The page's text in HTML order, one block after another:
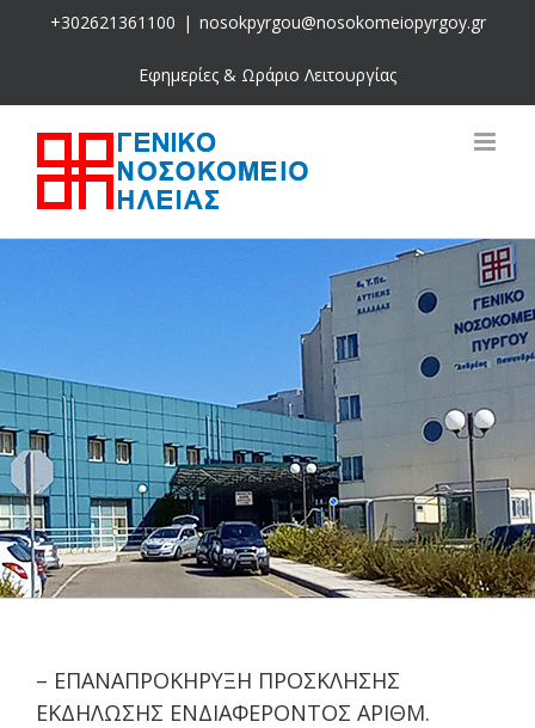
+302621361100 | nosokpyrgou@nosokomeiopyrgoy.gr
Εφημερίες & Ωράριο Λειτουργίας
– ΕΠΑΝΑΠΡΟΚΗΡΥΞΗ ΠΡΟΣΚΛΗΣΗΣ
ΕΚΔΗΛΩΣΗΣ ΕΝΔΙΑΦΕΡΟΝΤΟΣ ΑΡΙΘΜ.